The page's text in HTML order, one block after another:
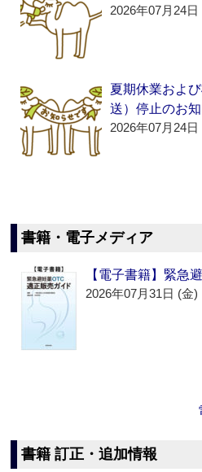
2026年07月24日
夏期休業およ
送）停止のお
2026年07月24日
書籍・電子メディア
【電子書籍】緊急
2026年07月31日 (金)
書籍 訂正・追加情報